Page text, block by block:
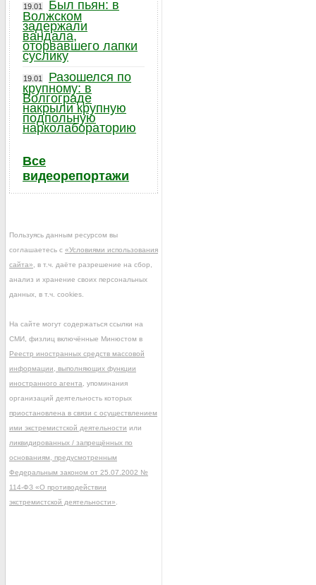
19.01
Был пьян: в
Волжском
задержали
вандала,
оторвавшего лапки
суслику
19.01
Разошелся по
крупному: в
Волгограде
накрыли крупную
подпольную
нарколабораторию
Все
видеорепортажи
Пользуясь данным ресурсом вы
соглашаетесь с «Условиями использования
сайта» , в т.ч. даёте разрешение на сбор,
анализ и хранение своих персональных
данных, в т.ч. cookies.
На сайте могут содержаться ссылки на
СМИ, физлиц включённые Минюстом в
Реестр иностранных средств массовой
информации, выполняющих функции
иностранного агента , упоминания
организаций деятельность которых
приостановлена в связи с осуществлением
ими экстремистской деятельности или
ликвидированных / запрещённых по
основаниям, предусмотренным
Федеральным законом от 25.07.2002 №
114-ФЗ «О противодействии
экстремистской деятельности»